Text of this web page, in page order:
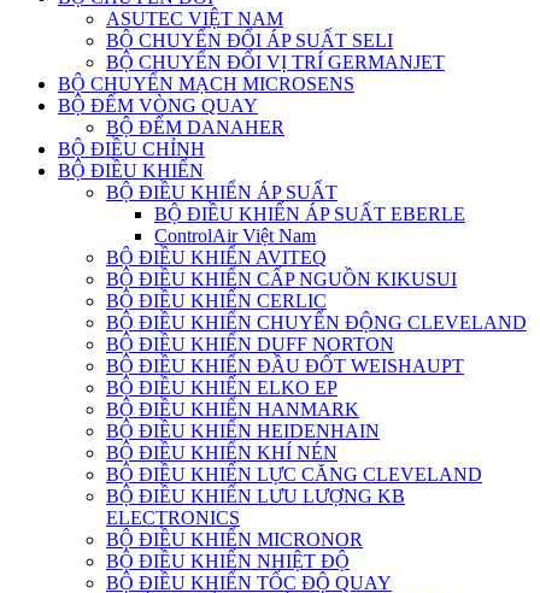
ASUTEC VIỆT NAM
BỘ CHUYỂN ĐỔI ÁP SUẤT SELI
BỘ CHUYỂN ĐỔI VỊ TRÍ GERMANJET
BỘ CHUYỂN MẠCH MICROSENS
BỘ ĐẾM VÒNG QUAY
BỘ ĐẾM DANAHER
BỘ ĐIỀU CHỈNH
BỘ ĐIỀU KHIỂN
BỘ ĐIỀU KHIỂN ÁP SUẤT
BỘ ĐIỀU KHIỂN ÁP SUẤT EBERLE
ControlAir Việt Nam
BỘ ĐIỀU KHIỂN AVITEQ
BỘ ĐIỀU KHIỂN CẤP NGUỒN KIKUSUI
BỘ ĐIỀU KHIỂN CERLIC
BỘ ĐIỀU KHIỂN CHUYỂN ĐỘNG CLEVELAND
BỘ ĐIỀU KHIỂN DUFF NORTON
BỘ ĐIỀU KHIỂN ĐẦU ĐỐT WEISHAUPT
BỘ ĐIỀU KHIỂN ELKO EP
BỘ ĐIỀU KHIỂN HANMARK
BỘ ĐIỀU KHIỂN HEIDENHAIN
BỘ ĐIỀU KHIỂN KHÍ NÉN
BỘ ĐIỀU KHIỂN LỰC CĂNG CLEVELAND
BỘ ĐIỀU KHIỂN LƯU LƯỢNG KB
ELECTRONICS
BỘ ĐIỀU KHIỂN MICRONOR
BỘ ĐIỀU KHIỂN NHIỆT ĐỘ
BỘ ĐIỀU KHIỂN TỐC ĐỘ QUAY